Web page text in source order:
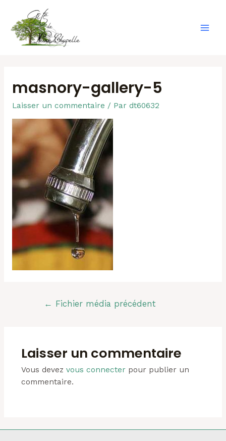
contenu
masnory-gallery-5
Laisser un commentaire / Par dt60632
Navigation
← Fichier média précédent
Laisser un commentaire
Vous devez vous connecterpour publier un
commentaire.